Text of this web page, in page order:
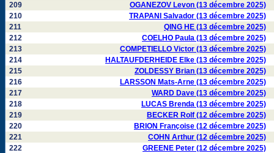
209
OGANEZOV Levon (13 décembre 2025)
210
TRAPANI Salvador (13 décembre 2025)
211
QING HE (13 décembre 2025)
212
COELHO Paula (13 décembre 2025)
213
COMPETIELLO Victor (13 décembre 2025)
214
HALTAUFDERHEIDE Elke (13 décembre 2025)
215
ZOLDESSY Brian (13 décembre 2025)
216
LARSSON Mats-Arne (13 décembre 2025)
217
WARD Dave (13 décembre 2025)
218
LUCAS Brenda (13 décembre 2025)
219
BECKER Rolf (12 décembre 2025)
220
BRION Françoise (12 décembre 2025)
221
COHN Arthur (12 décembre 2025)
222
GREENE Peter (12 décembre 2025)